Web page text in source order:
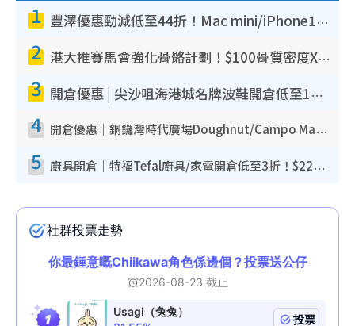
1 豐澤優惠勁減低至44折！Mac mini/iPhone17Pro大減價！廚房家電$220起
2 港大推賽馬會強化骨骼計劃！$100骨質密度X光檢查 完成免費運動訓練送超市禮券！附參加資格
3 開倉優惠 | 尖沙咀海港城名牌波鞋開倉低至1折！On鞋$899起／Joy&Peace鞋履$98起
4 開倉優惠｜銅鑼灣時代廣場Doughnut/Campo Marzio開倉低至1折！背囊、書包、手袋劈價$200起
5 廚具開倉｜特福Tefal廚具/家電開倉低至3折！$220起買平底鍋/炒鑊/湯煲！電飯煲/吸塵機/燙斗$418起